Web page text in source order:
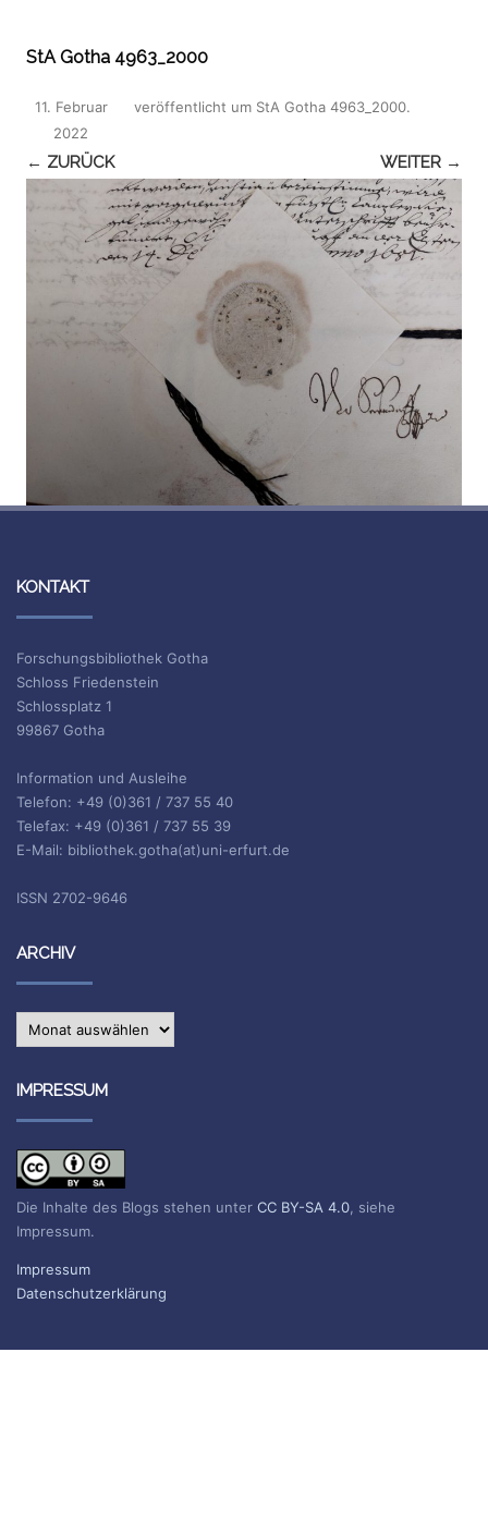
StA Gotha 4963_2000
veröffentlicht
11. Februar
2022
um StA Gotha 4963_2000.
← ZURÜCK WEITER →
KONTAKT
Forschungsbibliothek Gotha
Schloss Friedenstein
Schlossplatz 1
99867 Gotha
Information und Ausleihe
Telefon: +49 (0)361 / 737 55 40
Telefax: +49 (0)361 / 737 55 39
E-Mail: bibliothek.gotha(at)uni-erfurt.de
ISSN 2702-9646
ARCHIV
Archiv
IMPRESSUM
Die Inhalte des Blogs stehen unter CC BY-SA 4.0 , siehe
Impressum.
Impressum
Datenschutzerklärung